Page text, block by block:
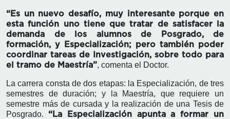
“Es un nuevo desafío, muy interesante porque en
esta función uno tiene que tratar de satisfacer la
demanda de los alumnos de Posgrado, de
formación, y Especialización; pero también poder
coordinar tareas de Investigación, sobre todo para
el tramo de Maestría”, comenta el Doctor.
La carrera consta de dos etapas: la Especialización, de tres
semestres de duración; y la Maestría, que requiere un
semestre más de cursada y la realización de una Tesis de
Posgrado.
“La Especialización apunta a formar un